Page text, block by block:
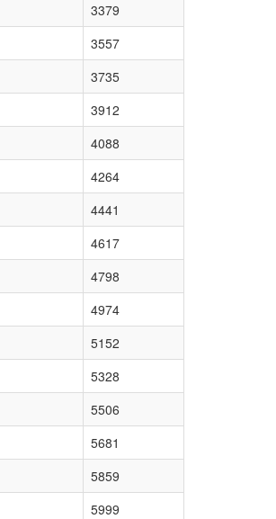
3379
3557
3735
3912
4088
4264
4441
4617
4798
4974
5152
5328
5506
5681
5859
5999